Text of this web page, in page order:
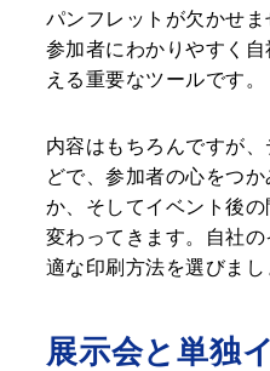
パンフレットが欠かせま
参加者にわかりやすく
える重要なツールです。
内容はもちろんですが
どで、参加者の心をつ
か、そしてイベント後
変わってきます。自社
適な印刷方法を選びまし
展示会と単独